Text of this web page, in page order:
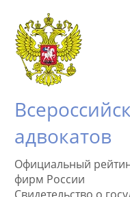
адвокатов
Официальный
фирм России